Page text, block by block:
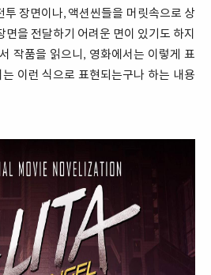
투 장면이나, 액션씬들을 머릿속으로 상
면을 전달하기 어려운 면이 있기도 하지
작품을 읽으니, 영화에서는 이렇게 표
이런 식으로 표현되는구나 하는 내용